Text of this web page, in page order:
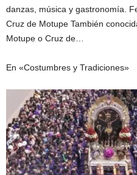
danzas, música y gastronomía.
Cruz de Motupe También
Motupe o Cruz de…
En «Costumbres y Tradiciones»